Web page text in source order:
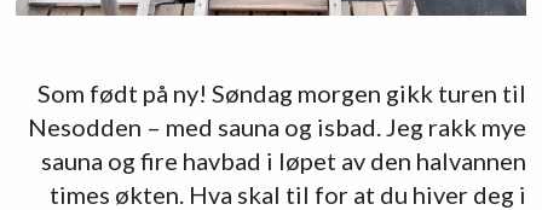
Som født på ny! Søndag morgen gikk turen til
Nesodden – med sauna og isbad. Jeg rakk mye
sauna og fire havbad i løpet av den halvannen
times økten. Hva skal til for at du hiver deg i